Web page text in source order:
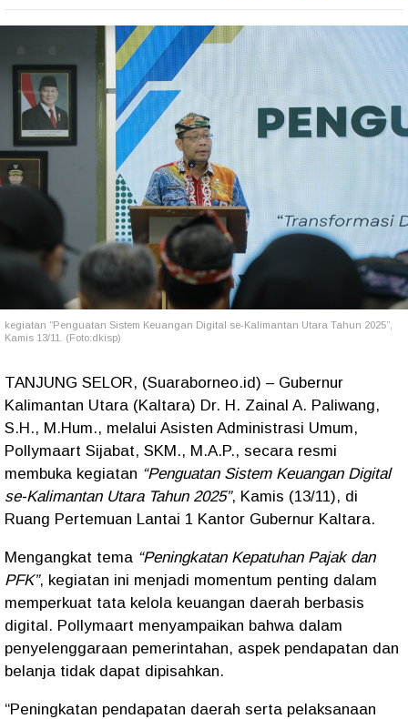
kegiatan “Penguatan Sistem Keuangan Digital se-Kalimantan Utara Tahun 2025”
Kamis 13/11. (Foto:dkisp)
TANJUNG SELOR, (Suaraborneo.id) – Gubernur
Kalimantan Utara (Kaltara) Dr. H. Zainal A. Paliwang,
S.H., M.Hum., melalui Asisten Administrasi Umum,
Pollymaart Sijabat, SKM., M.A.P., secara resmi
membuka kegiatan “Penguatan Sistem Keuangan Digital
se-Kalimantan Utara Tahun 2025”, Kamis (13/11), di
Ruang Pertemuan Lantai 1 Kantor Gubernur Kaltara.
Mengangkat tema “Peningkatan Kepatuhan Pajak dan
PFK”, kegiatan ini menjadi momentum penting dalam
memperkuat tata kelola keuangan daerah berbasis
digital. Pollymaart menyampaikan bahwa dalam
penyelenggaraan pemerintahan, aspek pendapatan dan
belanja tidak dapat dipisahkan.
“Peningkatan pendapatan daerah serta pelaksanaan